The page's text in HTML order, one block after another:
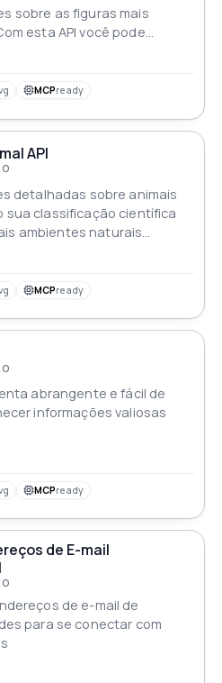
sobre as figuras mais
esta API você pode
informações
importantes que moldaram
impacto na sociedade com
MCPready
API
detalhadas sobre animais
sua classificação científica
ambientes naturais
populacionais
MCPready
abrangente e fácil de
informações valiosas
MCPready
de E-mail
de e-mail de
para se conectar com